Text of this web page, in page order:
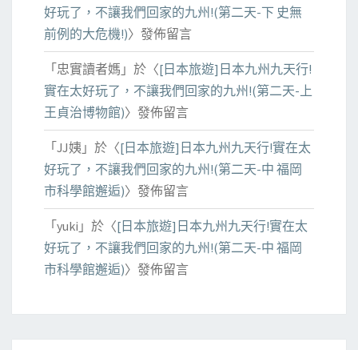
好玩了，不讓我們回家的九州!(第二天-下 史無
前例的大危機!)〉發佈留言
「 忠實讀者媽 」於〈[日本旅遊]日本九州九天行!
實在太好玩了，不讓我們回家的九州!(第二天-上
王貞治博物館)〉發佈留言
「 JJ姨 」於〈[日本旅遊]日本九州九天行!實在太
好玩了，不讓我們回家的九州!(第二天-中 福岡
市科學館邂逅)〉發佈留言
「 yuki 」於〈[日本旅遊]日本九州九天行!實在太
好玩了，不讓我們回家的九州!(第二天-中 福岡
市科學館邂逅)〉發佈留言